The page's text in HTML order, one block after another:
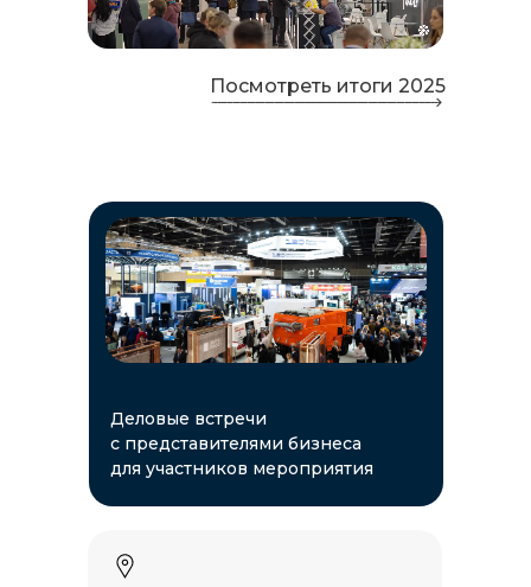
Посмотреть итоги 2025
Деловые встречи
с представителями бизнеса
для участников мероприятия